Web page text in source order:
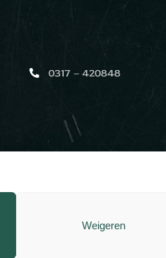
Weigeren
0317 – 420848